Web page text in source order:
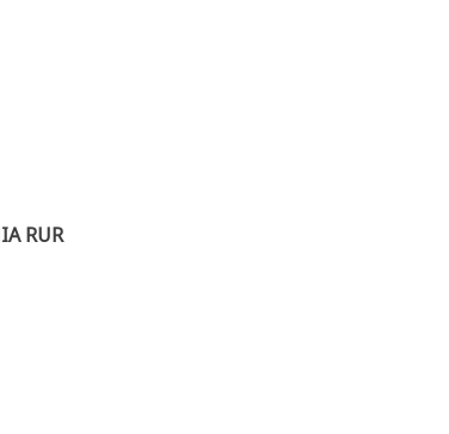
RUR